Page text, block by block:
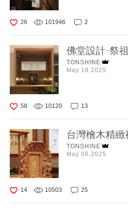
26 101946 2
佛堂設計-祭
TONSHINE
May 18,2025
58 10120 13
台灣檜木精
TONSHINE
May 06,2025
14 10503 25